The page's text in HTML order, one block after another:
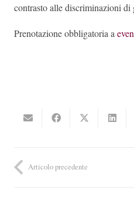
contrasto alle discriminazioni di
Prenotazione obbligatoria a
Articolo precedente